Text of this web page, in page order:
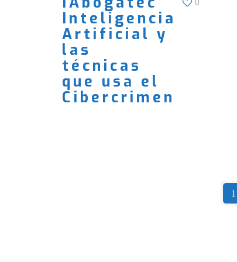
Inteligencia
Artificial y
las
técnicas
que usa el
Cibercrimen
1